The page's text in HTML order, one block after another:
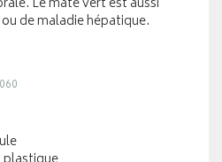
de maladie hépatique.